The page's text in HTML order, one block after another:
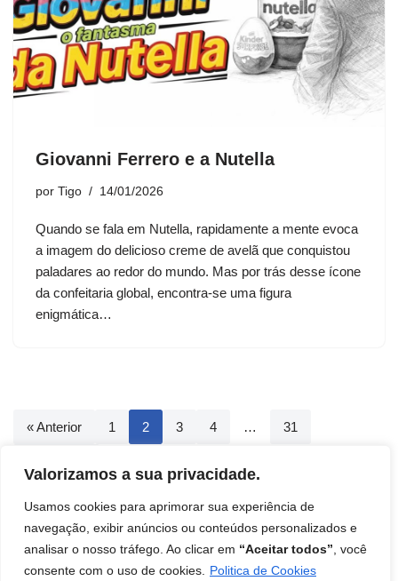
Valorizamos a sua privacidade.
Usamos cookies para aprimorar sua experiência de
navegação, exibir anúncios ou conteúdos personalizados e
analisar o nosso tráfego. Ao clicar em “Aceitar todos” , você
consente com o uso de cookies.
Politica de Cookies
Giovanni Ferrero e a Nutella
por Tigo 14/01/2026
Quando se fala em Nutella, rapidamente a mente evoca
a imagem do delicioso creme de avelã que conquistou
paladares ao redor do mundo. Mas por trás desse ícone
da confeitaria global, encontra-se uma figura
enigmática…
« Anterior 1 2 3 4 … 31
Início Contato Termos de uso
Disclaimer
Política de Privacidade
Livro: Insights Ocultos do Reino